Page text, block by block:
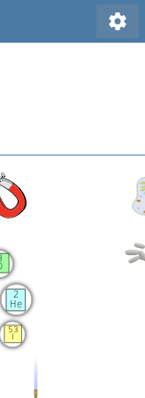
settings